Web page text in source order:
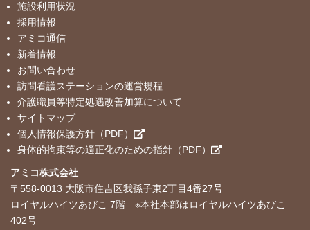
施設利用状況
採用情報
アミコ通信
新着情報
お問い合わせ
訪問看護ステーションの運営規程
介護職員等特定処遇改善加算について
サイトマップ
個人情報保護方針（PDF）
身体的拘束等の適正化のための指針（PDF）
アミコ株式会社
〒558-0013 大阪市住吉区我孫子東2丁目4番27号
ロイヤルハイツあびこ 7階 ※本社本部はロイヤルハイツあびこ
402号